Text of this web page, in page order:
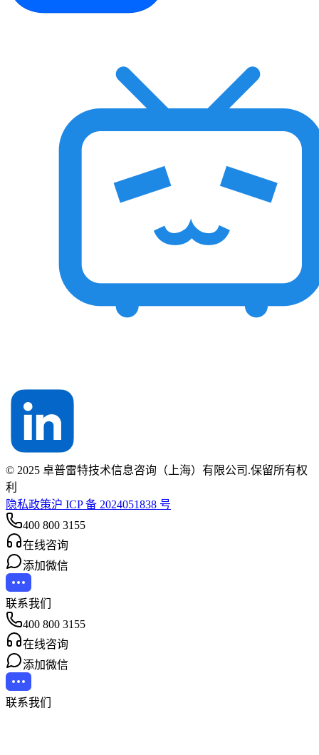
© 2025 卓普雷特技术信息咨询（上海）有限公司.保留所有权
利
隐私政策沪 ICP 备 2024051838 号
400 800 3155
在线咨询
添加微信
联系我们
400 800 3155
在线咨询
添加微信
联系我们